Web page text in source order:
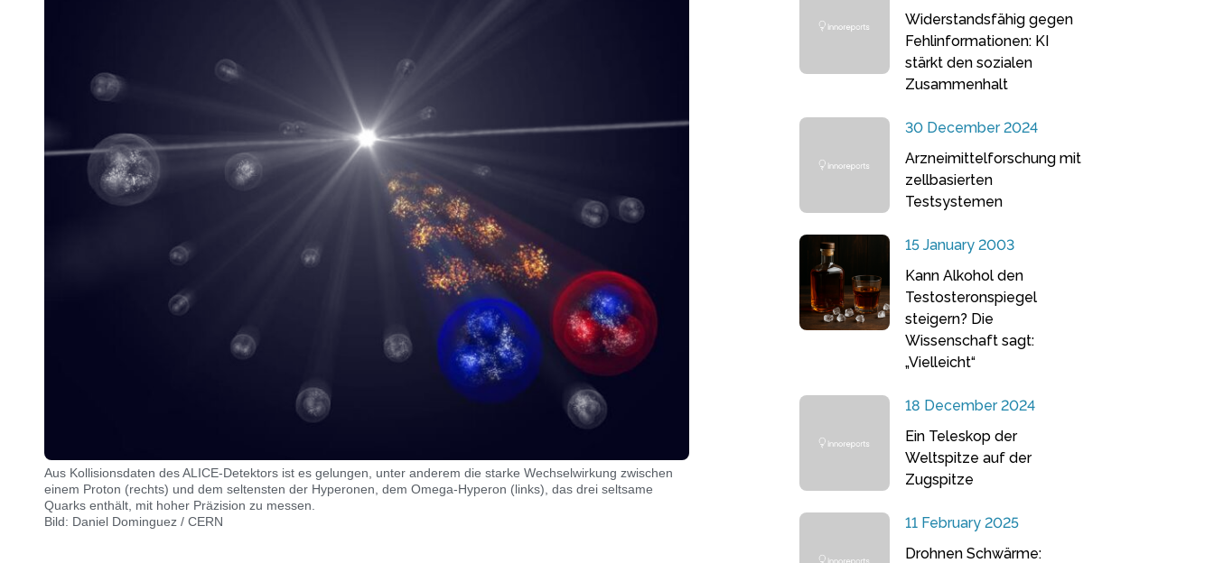
Aus Kollisionsdaten des ALICE-Detektors ist es gelungen, unter anderem die starke Wechselwirkung zwischen
einem Proton (rechts) und dem seltensten der Hyperonen, dem Omega-Hyperon (links), das drei seltsame
Quarks enthält, mit hoher Präzision zu messen.
Bild: Daniel Dominguez / CERN
Widerstandsfähig gegen
Fehlinformationen: KI
stärkt den sozialen
Zusammenhalt
30 December 2024
Arzneimittelforschung mit
zellbasierten
Testsystemen
15 January 2003
Kann Alkohol den
Testosteronspiegel
steigern? Die
Wissenschaft sagt:
„Vielleicht“
18 December 2024
Ein Teleskop der
Weltspitze auf der
Zugspitze
11 February 2025
Drohnen Schwärme: